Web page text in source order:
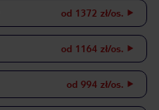
od 1372 zł/os.
od 1164 zł/os.
od 994 zł/os.